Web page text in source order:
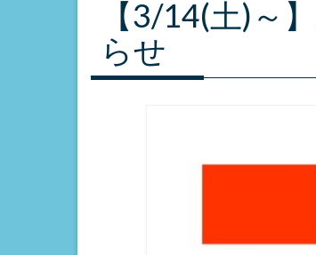
【3/14(土)～
らせ